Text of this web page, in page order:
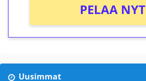
PELAA NYT
Uusimmat